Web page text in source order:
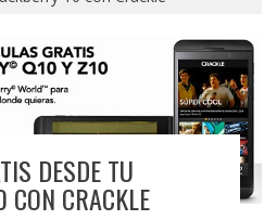
DESDE TU
CON CRACKLE